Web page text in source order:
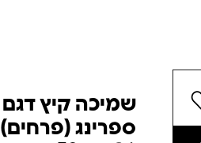
שמיכה קיץ דגם
ספרינג (פרחים)